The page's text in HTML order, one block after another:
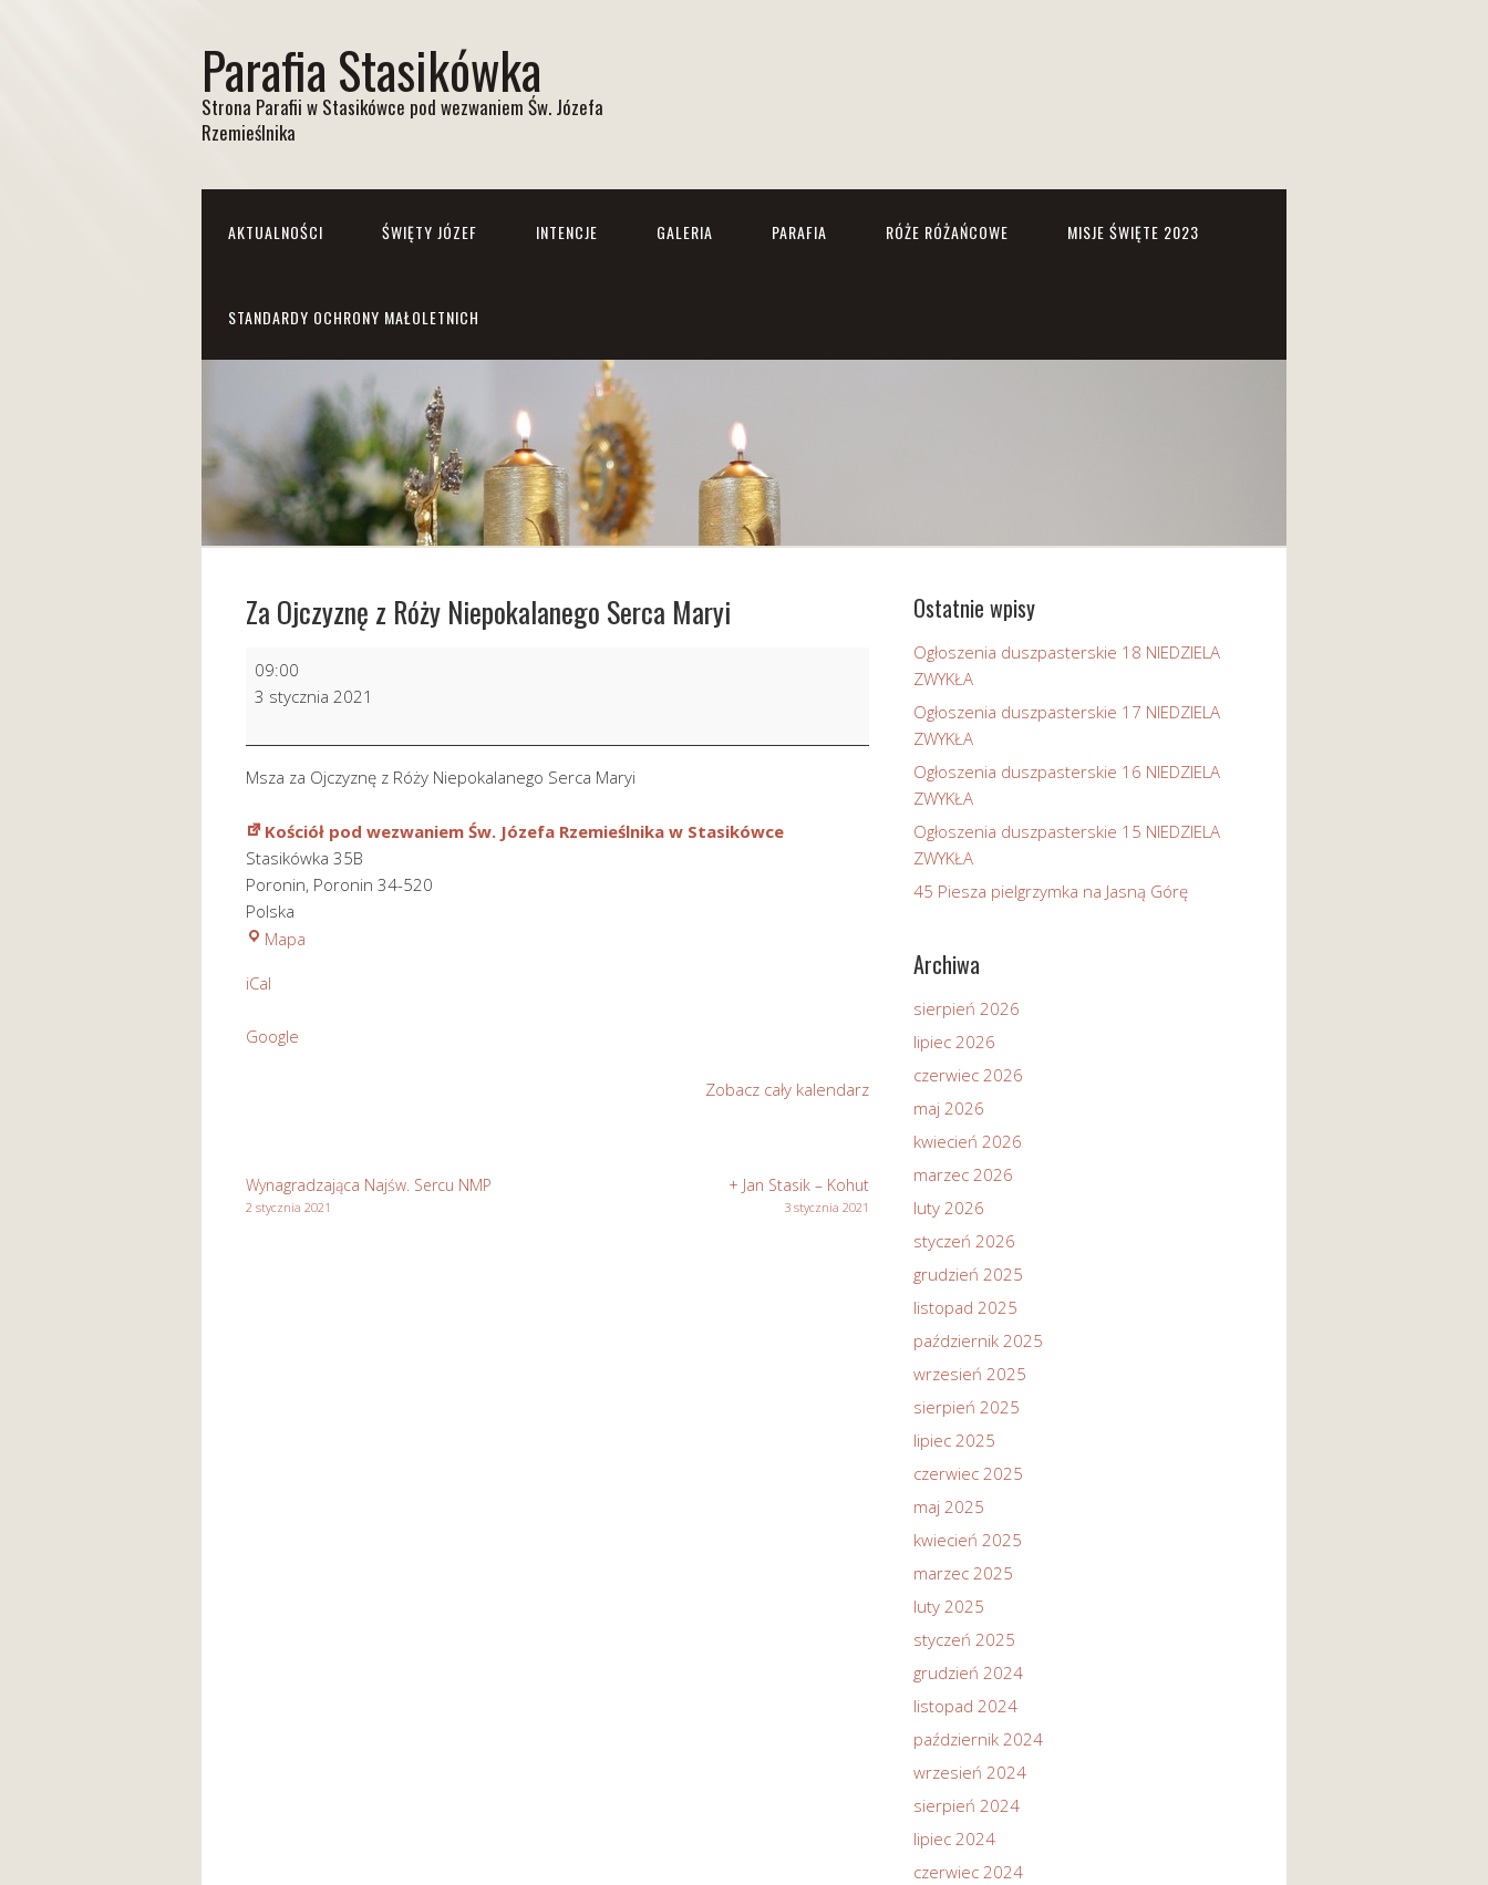
Parafia Stasikówka
Strona Parafii w Stasikówce pod wezwaniem Św. Józefa
Rzemieślnika
AKTUALNOŚCI ŚWIĘTY JÓZEF INTENCJE GALERIA PARAFIA RÓŻE RÓŻAŃCOWE MISJE ŚWIĘTE 2023
STANDARDY OCHRONY MAŁOLETNICH
Za Ojczyznę z Róży Niepokalanego Serca Maryi
Za
Ojczyznę
Róży
Niepokalanego
Maryi
09:00
3 stycznia 2021
Msza za Ojczyznę z Róży Niepokalanego Serca Maryi
Kościół pod wezwaniem Św. Józefa Rzemieślnika w Stasikówce
Stasikówka 35B
Poronin, Poronin 34-520
Polska
Mapa
iCal
Google
Zobacz cały kalendarz
Wynagradzająca Najśw. Sercu NMP
2 stycznia 2021
+ Jan Stasik – Kohut
3 stycznia 2021
Ostatnie wpisy
Ogłoszenia duszpasterskie 18 NIEDZIELA
ZWYKŁA
Ogłoszenia duszpasterskie 17 NIEDZIELA
ZWYKŁA
Ogłoszenia duszpasterskie 16 NIEDZIELA
ZWYKŁA
Ogłoszenia duszpasterskie 15 NIEDZIELA
ZWYKŁA
45 Piesza pielgrzymka na Jasną Górę
Archiwa
sierpień 2026
lipiec 2026
czerwiec 2026
maj 2026
kwiecień 2026
marzec 2026
luty 2026
styczeń 2026
grudzień 2025
listopad 2025
październik 2025
wrzesień 2025
sierpień 2025
lipiec 2025
czerwiec 2025
maj 2025
kwiecień 2025
marzec 2025
luty 2025
styczeń 2025
grudzień 2024
listopad 2024
październik 2024
wrzesień 2024
sierpień 2024
lipiec 2024
czerwiec 2024